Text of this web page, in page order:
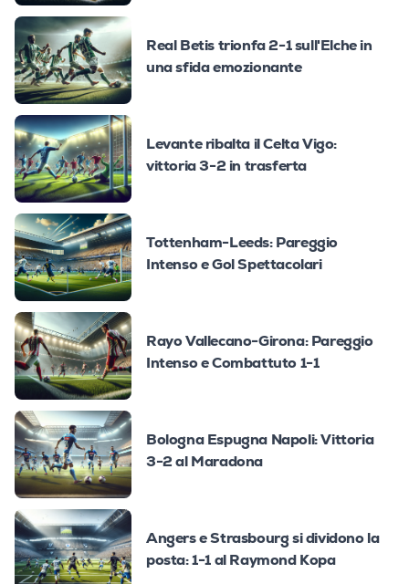
Real Betis trionfa 2-1 sull'Elche in
una sfida emozionante
Levante ribalta il Celta Vigo:
vittoria 3-2 in trasferta
Tottenham-Leeds: Pareggio
Intenso e Gol Spettacolari
Rayo Vallecano-Girona: Pareggio
Intenso e Combattuto 1-1
Bologna Espugna Napoli: Vittoria
3-2 al Maradona
Angers e Strasbourg si dividono la
posta: 1-1 al Raymond Kopa